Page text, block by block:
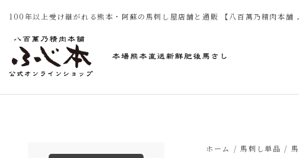
100年以上受け継がれる熊本・阿蘇の馬刺し屋店舗と通販 【八百萬乃精肉本舗
ホーム 馬刺し単品